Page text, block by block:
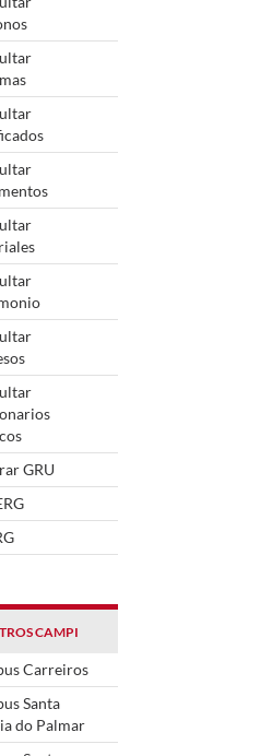
GRU
CAMPI
Carreiros
Santa
do Palmar